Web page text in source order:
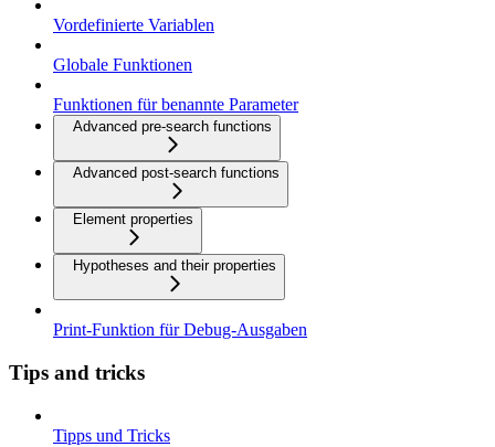
Vordefinierte Variablen
Globale Funktionen
Funktionen für benannte Parameter
Advanced pre-search functions
Advanced post-search functions
Element properties
Hypotheses and their properties
Print-Funktion für Debug-Ausgaben
Tips and tricks
Tipps und Tricks